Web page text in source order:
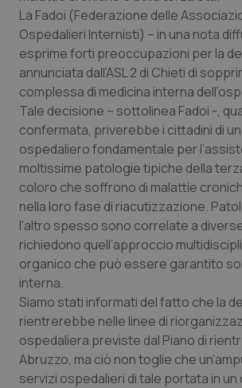
Calabria
Campania
Emilia-Romagna
Friuli Venezia Giulia
Lazio
Liguria
Lombardia
Marche
Molise
Piemonte
Asma & BPCO
Car-T
Colesterolo & coronaropatie
Dermatite Atopica
Diabete & glucometri
Disturbi dell’umore
Dolore
Donna & Salute
Epatiti
HIV
La Fadoi (Federazione delle
Ospedalieri Internisti) – in una nota
esprime forti preoccupazioni per la
annunciata dall’ASL 2 di Chieti di
complessa di medicina interna
Tale decisione – sottolinea Fadoi -,
confermata, priverebbe i cittadini di
ospedaliero fondamentale per
moltissime patologie tipiche della
coloro che soffrono di malattie
nella loro fase di riacutizzazione.
l’altro spesso sono correlate a
richiedono quell’approccio
organico che può essere garantito
interna.
Siamo stati informati del fatto che la
rientrerebbe nelle linee di
ospedaliera previste dal Piano di
Abruzzo, ma ciò non toglie che
servizi ospedalieri di tale portata in